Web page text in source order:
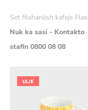
shumë
Set filxhanësh kafeje Flax
Nuk ka sasi - Kontakto
stafin 0800 08 08
ULJE